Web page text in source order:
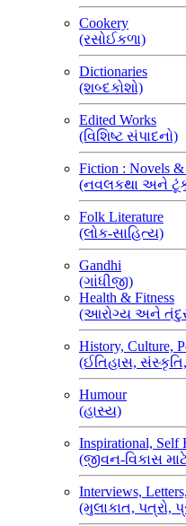
Cookery
(રસોઈકળા)
Dictionaries
(શબ્દકોશો)
Edited Works
(વિશિષ્ટ સંપાદનો)
Fiction : Novels &
(નવલકથા અને ટૂંકી
Folk Literature
(લોક-સાહિત્ય)
Gandhi
(ગાંધીજી)
Health & Fitness
(આરોગ્ય અને
History, Culture,
(ઈતિહાસ,
Humour
(હાસ્ય)
Inspirational, Self
(જીવન-વિકાસ
Interviews,
(મુલાકાત, પત્રો,